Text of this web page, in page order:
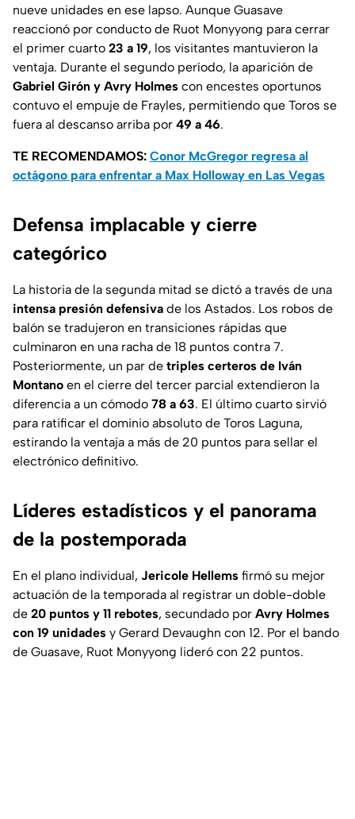
nueve unidades en ese lapso. Aunque Guasave
reaccionó por conducto de Ruot Monyyong para cerrar
el primer cuarto 23 a 19, los visitantes mantuvieron la
ventaja. Durante el segundo período, la aparición de
Gabriel Girón y Avry Holmes con encestes oportunos
contuvo el empuje de Frayles, permitiendo que Toros se
fuera al descanso arriba por 49 a 46.
TE RECOMENDAMOS: Conor McGregor regresa al
octágono para enfrentar a Max Holloway en Las Vegas
Defensa implacable y cierre
categórico
La historia de la segunda mitad se dictó a través de una
intensa presión defensiva de los Astados. Los robos de
balón se tradujeron en transiciones rápidas que
culminaron en una racha de 18 puntos contra 7.
Posteriormente, un par de triples certeros de Iván
Montano en el cierre del tercer parcial extendieron la
diferencia a un cómodo 78 a 63. El último cuarto sirvió
para ratificar el dominio absoluto de Toros Laguna,
estirando la ventaja a más de 20 puntos para sellar el
electrónico definitivo.
Líderes estadísticos y el panorama
de la postemporada
En el plano individual, Jericole Hellems firmó su mejor
actuación de la temporada al registrar un doble-doble
de 20 puntos y 11 rebotes, secundado por Avry Holmes
con 19 unidades y Gerard Devaughn con 12. Por el bando
de Guasave, Ruot Monyyong lideró con 22 puntos.